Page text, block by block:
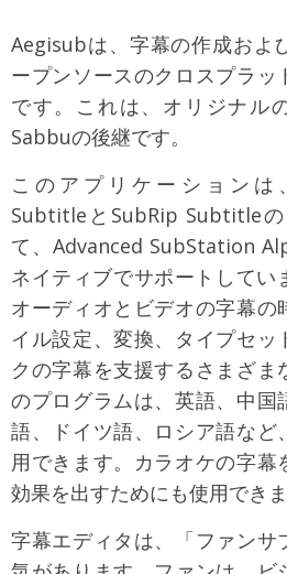
Aegisubは、字幕の作成およ
ープンソースのクロスプラッ
です。これは、オリジナル
Sabbuの後継です。
このアプリケーションは
SubtitleとSubRip Subtitle
て、Advanced SubStation
ネイティブでサポートしてい
オーディオとビデオの字幕の
イル設定、変換、タイプセッ
クの字幕を支援するさまざま
のプログラムは、英語、中国
語、ドイツ語、ロシア語など
用できます。カラオケの字幕
効果を出すためにも使用できま
字幕エディタは、「ファンサ